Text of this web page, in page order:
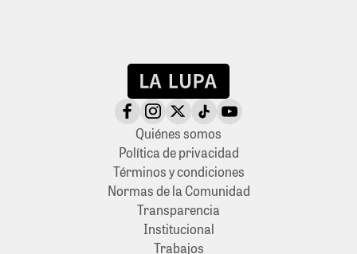
Quiénes somos
Política de privacidad
Términos y condiciones
Normas de la Comunidad
Transparencia
Institucional
Trabajos